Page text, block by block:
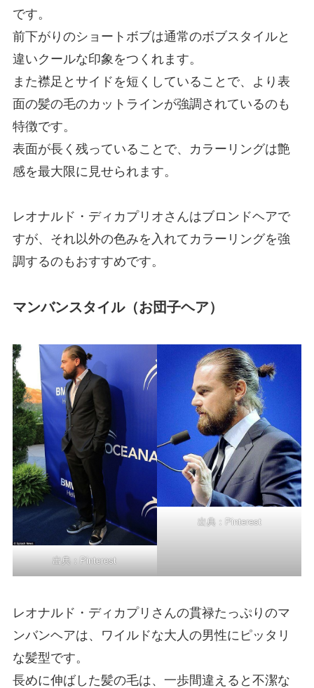
です。
前下がりのショートボブは通常のボブスタイルと
違いクールな印象をつくれます。
また襟足とサイドを短くしていることで、より表
面の髪の毛のカットラインが強調されているのも
特徴です。
表面が長く残っていることで、カラーリングは艶
感を最大限に見せられます。
レオナルド・ディカプリオさんはブロンドヘアで
すが、それ以外の色みを入れてカラーリングを強
調するのもおすすめです。
マンバンスタイル（お団子ヘア）
出典： Pinterest
出典： Pinterest
レオナルド・ディカプリさんの貫禄たっぷりのマ
ンバンヘアは、ワイルドな大人の男性にピッタリ
な髪型です。
長めに伸ばした髪の毛は、一歩間違えると不潔な